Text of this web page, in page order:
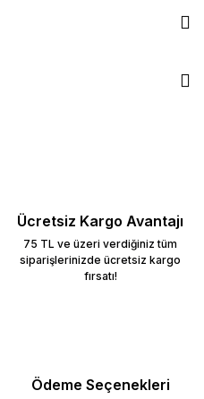
Ücretsiz Kargo Avantajı
75 TL ve üzeri verdiğiniz tüm
siparişlerinizde ücretsiz kargo
fırsatı!
Ödeme Seçenekleri